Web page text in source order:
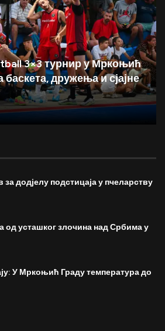
3×3 турнир у Мркоњић
баскета, дружења и сјајне
додјелу подстицаја у пчеларству
усташког злочина над Србима у
У Мркоњић Граду температура до